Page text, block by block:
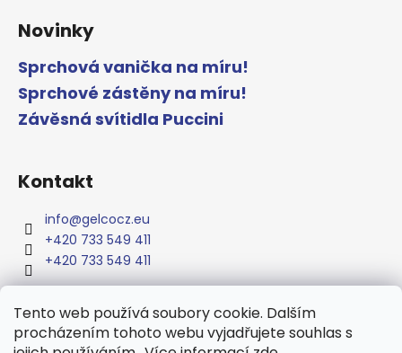
Tento web používá soubory cookie. Dalším
procházením tohoto webu vyjadřujete souhlas s
Novinky
Sprchová vanička na míru!
Sprchové zástěny na míru!
Závěsná svítidla Puccini
Kontakt
info@gelcocz.eu
+420 733 549 411
+420 733 549 411